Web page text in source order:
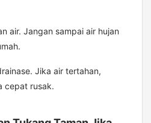
air. Jangan sampai air hujan
Jika air tertahan,
cepat rusak.